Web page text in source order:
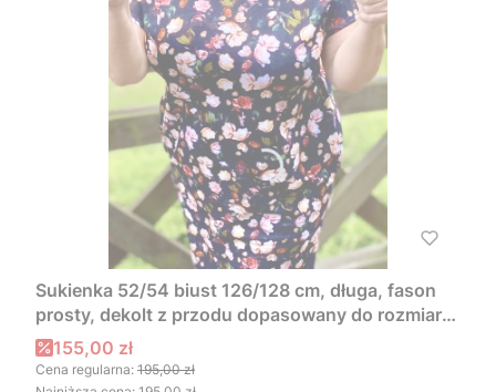
Sukienka 52/54 biust 126/128 cm, długa, fason
prosty, dekolt z przodu dopasowany do rozmiaru,
DROBNA DZIKA RÓŻA
Cena promocyjna
155,00 zł
Cena regularna: 195,00 zł